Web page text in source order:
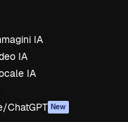
IA
IA
IA
ChatGPT New